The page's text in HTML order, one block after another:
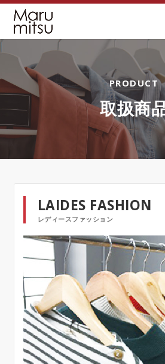
営業時間 定休日
ホーム
移動販売について
取扱商品
ブログ
よくあるご質問
店舗情報
お問い合わせ
取扱商
LAIDES FASHION
レディースファッション